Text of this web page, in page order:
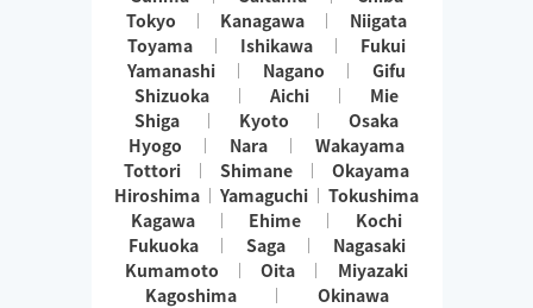
Tokyo
Kanagawa
Niigata
Toyama
Ishikawa
Fukui
Yamanashi
Nagano
Gifu
Shizuoka
Aichi
Mie
Shiga
Kyoto
Osaka
Hyogo
Nara
Wakayama
Tottori
Shimane
Okayama
Hiroshima
Yamaguchi
Tokushima
Kagawa
Ehime
Kochi
Fukuoka
Saga
Nagasaki
Kumamoto
Oita
Miyazaki
Kagoshima
Okinawa